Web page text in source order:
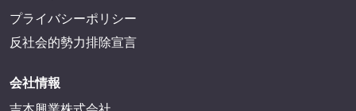
プライバシーポリシー
反社会的勢力排除宣言
会社情報